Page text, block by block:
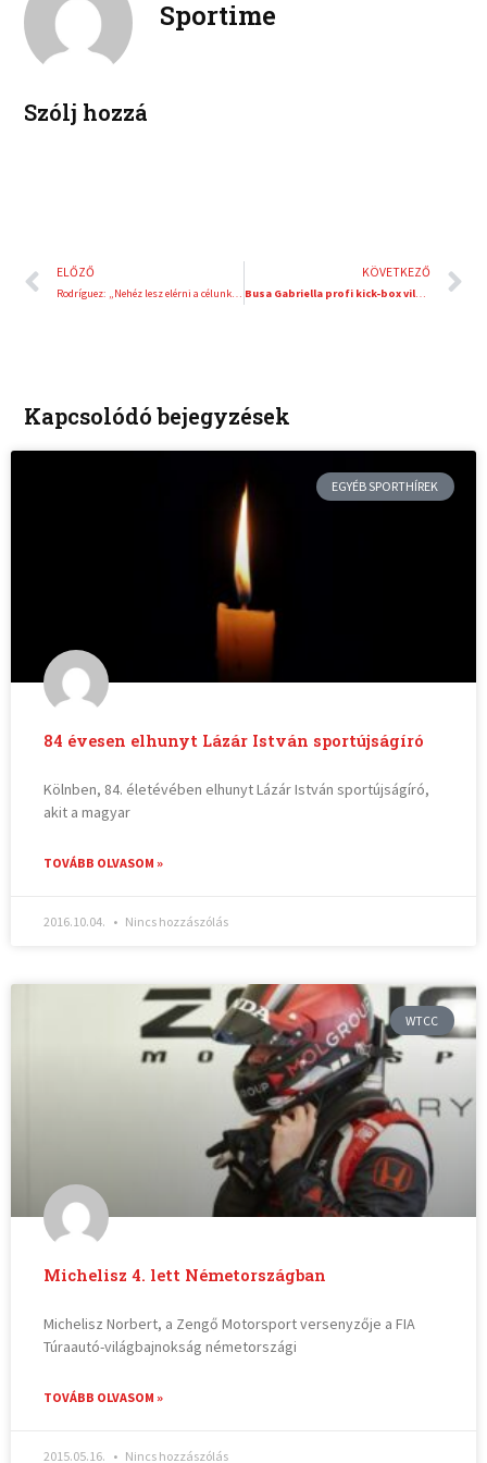
n
r
Sportime
Szólj hozzá
Előző
ELŐZŐ
Rodríguez: „Nehéz lesz elérni a célunkat”
KÖVETKEZŐ
Busa Gabriella profi kick-box világbajnoki címért küzd vasárnap Budapesten
Kapcsolódó bejegyzések
EGYÉB SPORTHÍREK
84 évesen elhunyt Lázár István sportújságíró
Kölnben, 84. életévében elhunyt Lázár István sportújságíró,
akit a magyar
TOVÁBB OLVASOM »
2016.10.04. Nincs hozzászólás
WTCC
Michelisz 4. lett Németországban
Michelisz Norbert, a Zengő Motorsport versenyzője a FIA
Túraautó-világbajnokság németországi
TOVÁBB OLVASOM »
2015.05.16. Nincs hozzászólás